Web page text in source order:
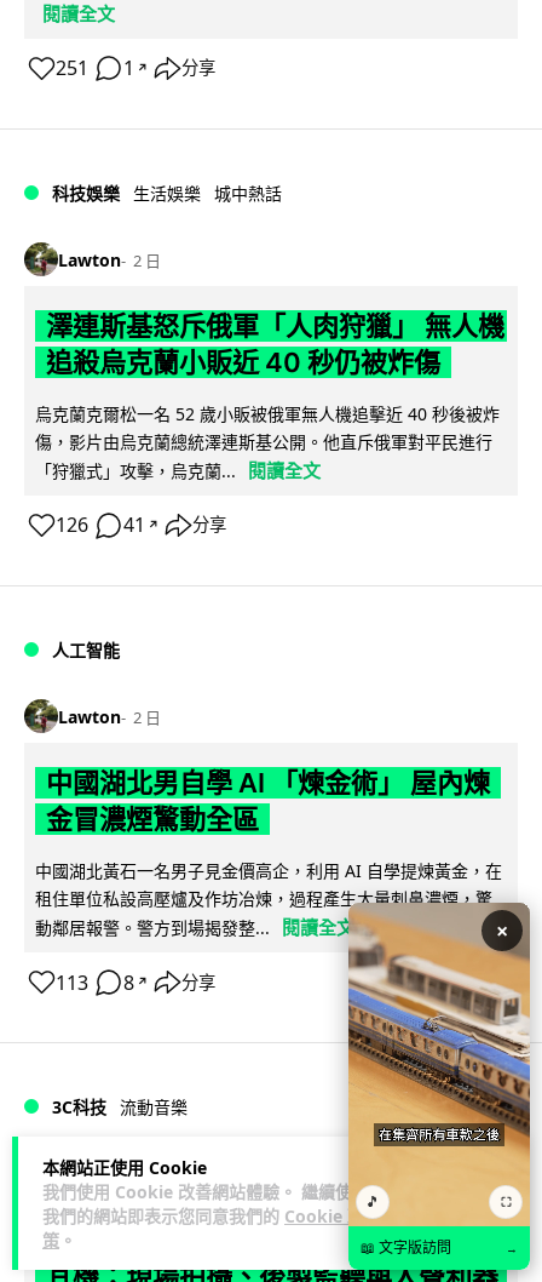
本網站正使用 Cookie
我們使用 Cookie 改善網站體驗。 繼續使用
我們的網站即表示您同意我們的 Cookie 政
策 。
閱讀全文
251 1 ↗ 分享
科技娛樂 生活娛樂 城中熱話
Lawton 2 日
澤連斯基怒斥俄軍「人肉狩獵」 無人機
追殺烏克蘭小販近 40 秒仍被炸傷
烏克蘭克爾松一名 52 歲小販被俄軍無人機追擊近 40 秒後被炸
傷，影片由烏克蘭總統澤連斯基公開。他直斥俄軍對平民進行
「狩獵式」攻擊，烏克蘭...
閱讀全文
126 41 ↗ 分享
人工智能
Lawton 2 日
中國湖北男自學 AI 「煉金術」 屋內煉
金冒濃煙驚動全區
中國湖北黃石一名男子見金價高企，利用 AI 自學提煉黃金，在
租住單位私設高壓爐及作坊冶煉，過程產生大量刺鼻濃煙，驚
動鄰居報警。警方到場揭發整...
閱讀全文
113 8 ↗ 分享
3C科技 流動音樂
Lawton 2 日 89
【評測】Sony IER-M500 入耳式監聽
×
🎵 ⛶
📖 文字版訪問 →